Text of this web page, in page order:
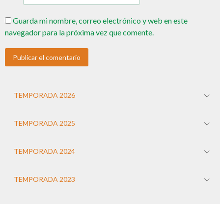
Guarda mi nombre, correo electrónico y web en este
navegador para la próxima vez que comente.
TEMPORADA 2026
TEMPORADA 2025
TEMPORADA 2024
TEMPORADA 2023